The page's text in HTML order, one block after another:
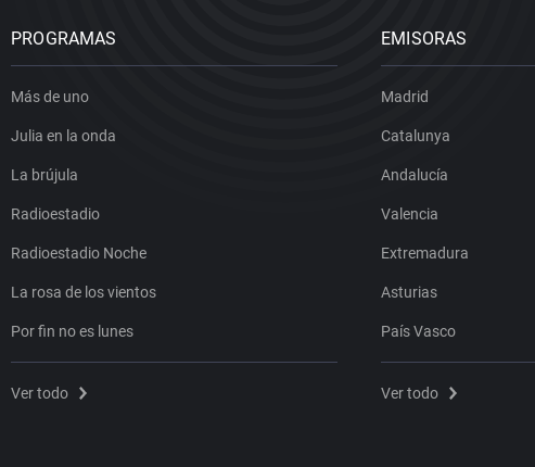
PROGRAMAS
Más de uno
Julia en la onda
La brújula
Radioestadio
Radioestadio Noche
La rosa de los vientos
Por fin no es lunes
Ver todo
EMISORAS
Madrid
Catalunya
Andalucía
Valencia
Extremadura
Asturias
País Vasco
Ver todo